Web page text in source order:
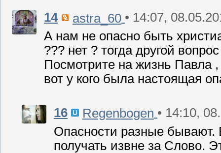
14 astra_60 • 14:07,
А нам не опасно быть
??? нет ? тогда другой
Посмотрите на жизнь Павла
вот у кого была настоящая
16 Regenbogen • 14:10,
Опасности разные бывают.
получать извне за Слово.